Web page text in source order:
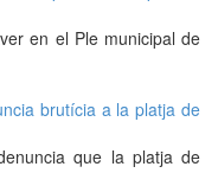
en el Ple municipal de
brutícia a la platja de
que la platja de